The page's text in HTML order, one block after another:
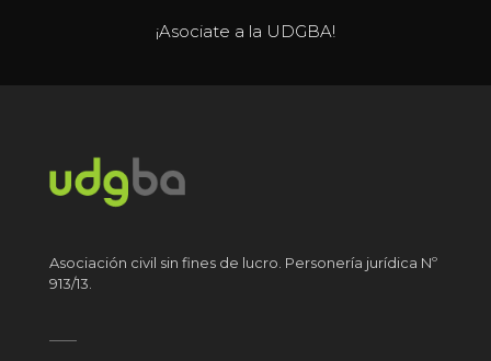
¡Asociate a la UDGBA!
Asociación civil sin fines de lucro. Personería jurídica Nº
913/13.